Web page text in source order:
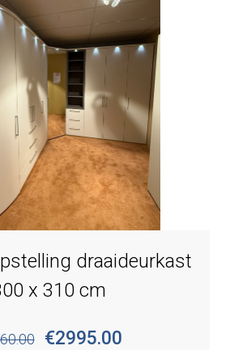
draaideurkast
x 310 cm
€2995.00